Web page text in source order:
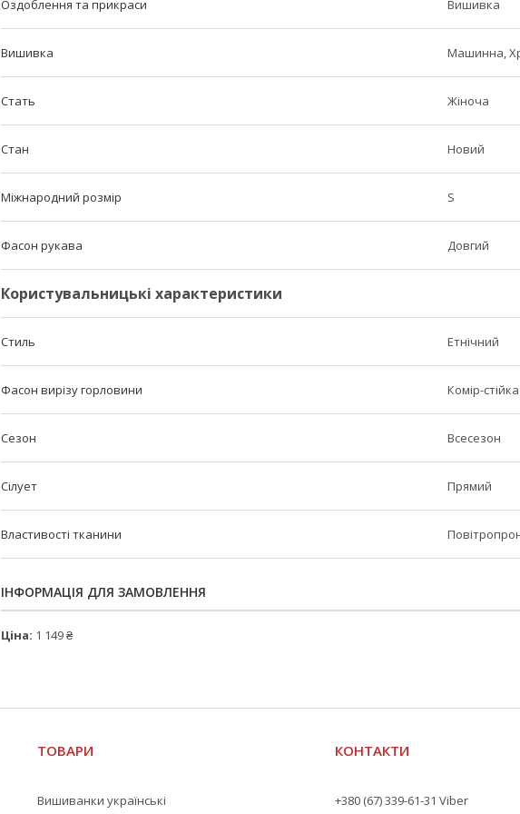
Оздоблення та прикраси Вишивка
Вишивка Машинна,
Стать Жіноча
Стан Новий
Міжнародний розмір S
Фасон рукава Довгий
Користувальницькі характеристики
Стиль Етнічний
Фасон вирізу горловини Комір-стійка
Сезон Всесезон
Сілует Прямий
Властивості тканини
ІНФОРМАЦІЯ ДЛЯ ЗАМОВЛЕННЯ
Ціна: 1 149 ₴
ТОВАРИ
Вишиванки українські
КОНТАКТИ
+380 (67) 339-61-31 Viber